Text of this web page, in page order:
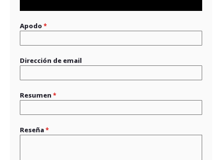
Apodo
Dirección de email
Resumen
Reseña